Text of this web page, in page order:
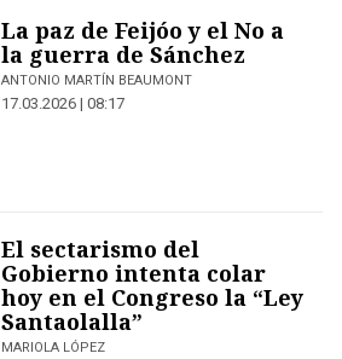
La paz de Feijóo y el No a
la guerra de Sánchez
ANTONIO MARTÍN BEAUMONT
17.03.2026 | 08:17
El sectarismo del
Gobierno intenta colar
hoy en el Congreso la “Ley
Santaolalla”
MARIOLA LÓPEZ